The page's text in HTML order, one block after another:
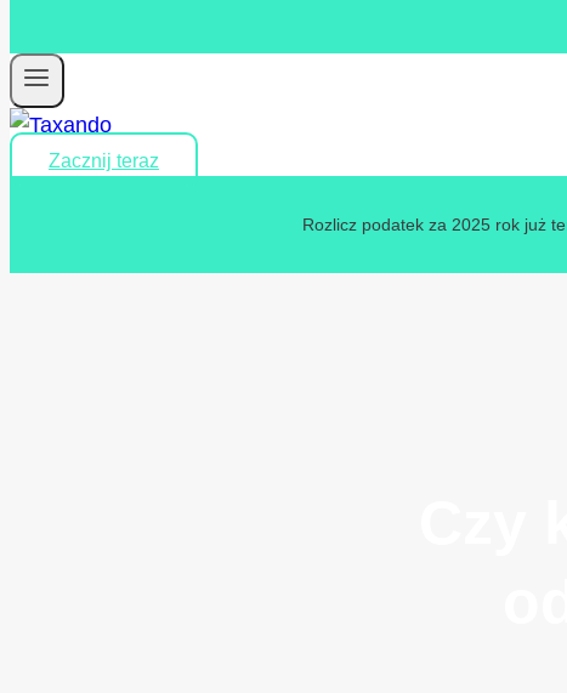
Zacznij teraz
Rozlicz podatek za 2025 rok już